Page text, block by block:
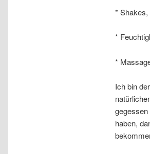
*
*
*
Ich bin
haben,